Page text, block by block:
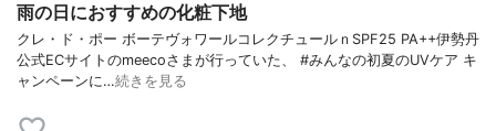
雨の日におすすめの化粧下地
クレ・ド・ポー ボーテヴォワールコレクチュールｎSPF25 PA++伊勢丹
公式ECサイトのmeecoさまが行っていた、 #みんなの初夏のUVケア キ
ャンペーンに…続きを見る